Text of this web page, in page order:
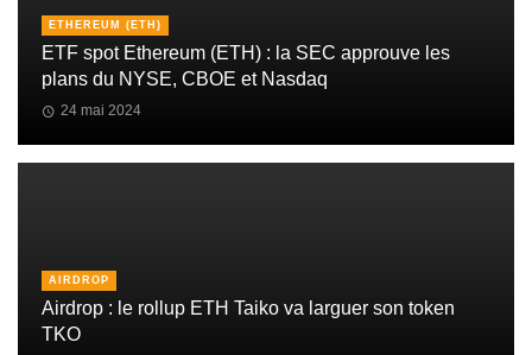
ETHEREUM (ETH)
ETF spot Ethereum (ETH) : la SEC approuve les
plans du NYSE, CBOE et Nasdaq
24 mai 2024
AIRDROP
Airdrop : le rollup ETH Taiko va larguer son token
TKO